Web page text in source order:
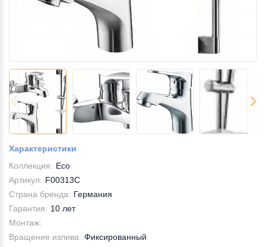
Характеристики
Коллекция: Eco
Артикул: F00313C
Страна бренда: Германия
Гарантия: 10 лет
Монтаж:
Вращение излива: Фиксированный